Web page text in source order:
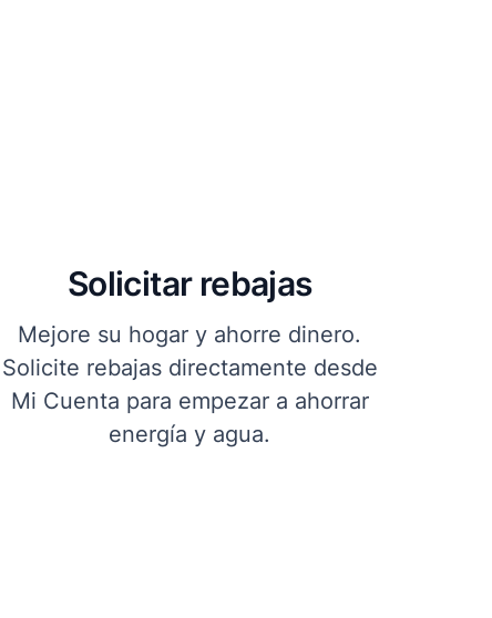
Solicitar rebajas
Mejore su hogar y ahorre dinero.
Solicite rebajas directamente desde
Mi Cuenta para empezar a ahorrar
energía y agua.